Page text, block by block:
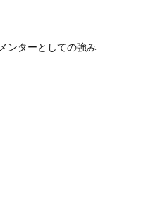
メンターとしての強み